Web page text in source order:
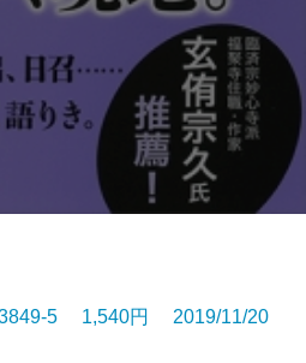
5 1,540円 2019/11/20